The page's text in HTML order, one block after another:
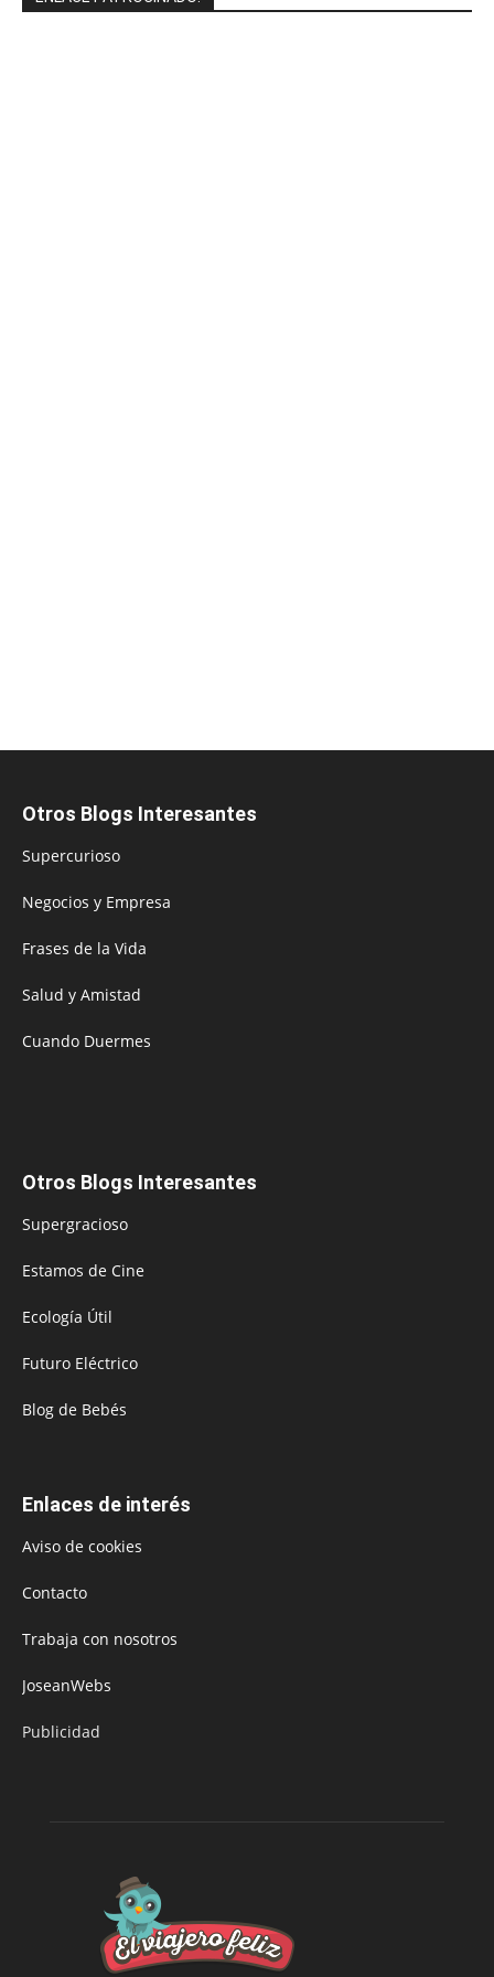
Otros Blogs Interesantes
Supercurioso
Negocios y Empresa
Frases de la Vida
Salud y Amistad
Cuando Duermes
Otros Blogs Interesantes
Supergracioso
Estamos de Cine
Ecología Útil
Futuro Eléctrico
Blog de Bebés
Enlaces de interés
Aviso de cookies
Contacto
Trabaja con nosotros
JoseanWebs
Publicidad